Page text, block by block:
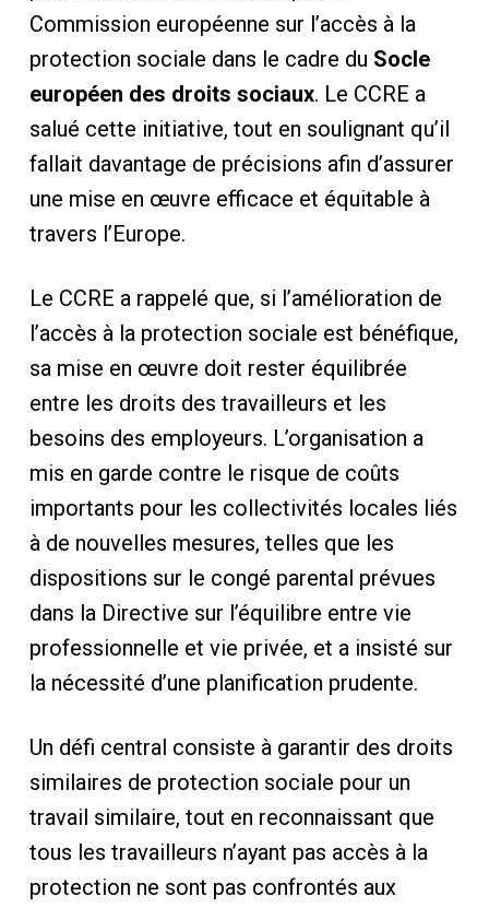
Commission européenne sur l’accès à la
protection sociale dans le cadre du Socle
européen des droits sociaux. Le CCRE a
salué cette initiative, tout en soulignant qu’il
fallait davantage de précisions afin d’assurer
une mise en œuvre efficace et équitable à
travers l’Europe.
Le CCRE a rappelé que, si l’amélioration de
l’accès à la protection sociale est bénéfique,
sa mise en œuvre doit rester équilibrée
entre les droits des travailleurs et les
besoins des employeurs. L’organisation a
mis en garde contre le risque de coûts
importants pour les collectivités locales liés
à de nouvelles mesures, telles que les
dispositions sur le congé parental prévues
dans la Directive sur l’équilibre entre vie
professionnelle et vie privée, et a insisté sur
la nécessité d’une planification prudente.
Un défi central consiste à garantir des droits
similaires de protection sociale pour un
travail similaire, tout en reconnaissant que
tous les travailleurs n’ayant pas accès à la
protection ne sont pas confrontés aux